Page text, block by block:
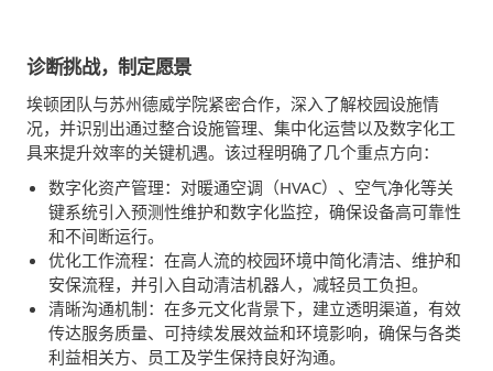
诊断挑战，制定愿景
埃顿团队与苏州德威学院紧密合作，深入了解校园设施情
况，并识别出通过整合设施管理、集中化运营以及数字化工
具来提升效率的关键机遇。该过程明确了几个重点方向：
数字化资产管理：对暖通空调（HVAC）、空气净化等关
键系统引入预测性维护和数字化监控，确保设备高可靠性
和不间断运行。
优化工作流程：在高人流的校园环境中简化清洁、维护和
安保流程，并引入自动清洁机器人，减轻员工负担。
清晰沟通机制：在多元文化背景下，建立透明渠道，有效
传达服务质量、可持续发展效益和环境影响，确保与各类
利益相关方、员工及学生保持良好沟通。